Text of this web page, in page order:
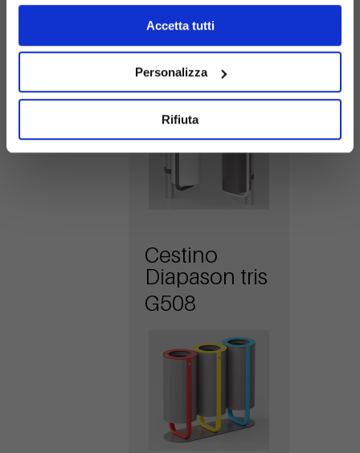
Accetta tutti
Personalizza
Rifiuta
Cestino
Diapason
attacco a
palo e
coperchio
G505-BIS
Cestino
Diapason tris
G508